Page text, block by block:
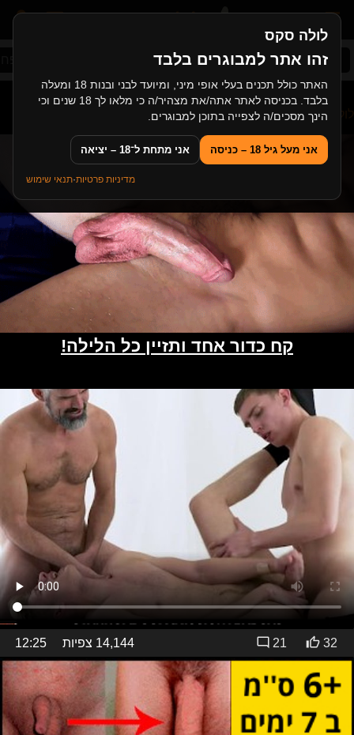
לולה סקס
זהו אתר למבוגרים בלבד
האתר כולל תכנים בעלי אופי מיני, ומיועד לבני ובנות 18 ומעלה
בלבד. בכניסה לאתר אתה/את מצהיר/ה כי מלאו לך 18 שנים וכי
הינך מסכים/ה לצפייה בתוכן למבוגרים.
אני מעל גיל 18 – כניסה אני מתחת ל־18 – יציאה
מדיניות פרטיות·תנאי שימוש
סקס ישראלי תחת ענק
לולה סקס>גייז> כומר חרמן מזיין את התלמידים שלו בתחת
12:25 14,144 צפיות 32
21